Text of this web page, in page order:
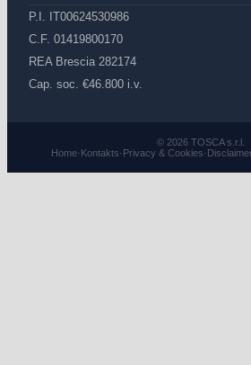
P.I. IT00624530986
C.F. 01419800170
REA Brescia 282174
Cap. soc. €46.800 i.v.
© 2026 TOSCA s.r.l.
Home·Kontakts·Privacy & Cookies·